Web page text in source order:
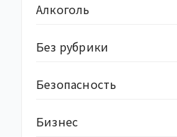
Алкоголь
Без рубрики
Безопасность
Бизнес